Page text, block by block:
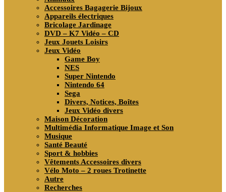
Accessoires Bagagerie Bijoux
Appareils électriques
Bricolage Jardinage
DVD – K7 Vidéo – CD
Jeux Jouets Loisirs
Jeux Vidéo
Game Boy
NES
Super Nintendo
Nintendo 64
Sega
Divers, Notices, Boîtes
Jeux Vidéo divers
Maison Décoration
Multimédia Informatique Image et Son
Musique
Santé Beauté
Sport & hobbies
Vêtements Accessoires divers
Vélo Moto – 2 roues Trotinette
Autre
Recherches